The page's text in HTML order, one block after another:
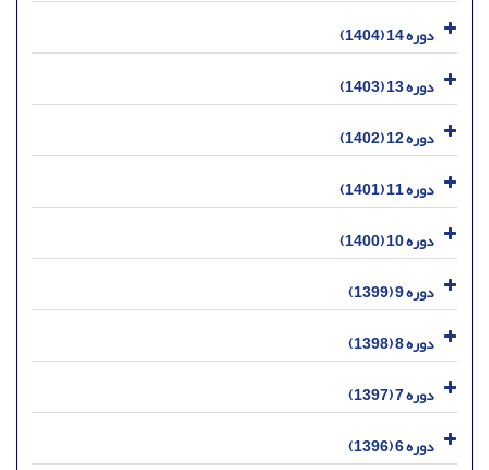
دوره 14 (1404)
دوره 13 (1403)
دوره 12 (1402)
دوره 11 (1401)
دوره 10 (1400)
دوره 9 (1399)
دوره 8 (1398)
دوره 7 (1397)
دوره 6 (1396)